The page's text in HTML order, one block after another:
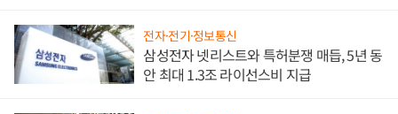
전자·전기·정보통신
삼성전자 넷리스트와 특허분쟁 매듭, 5년 동
안 최대 1.3조 라이선스비 지급